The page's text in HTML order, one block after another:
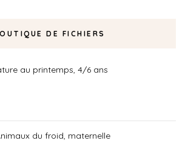
DE FICHIERS
au printemps, 4/6 ans
du froid, maternelle